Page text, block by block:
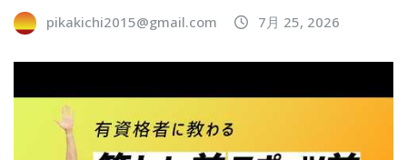
pikakichi2015@gmail.com 7月 25, 2026